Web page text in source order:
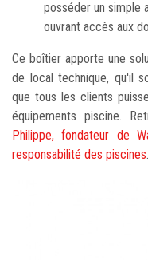
posséder un simple
ouvrant accès aux
Ce boîtier apporte une
de local technique, qu'il
que tous les clients
équipements piscine.
Philippe, fondateur de
responsabilité des piscines